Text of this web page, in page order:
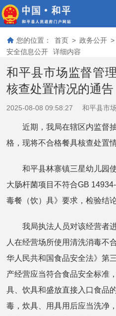
您的位置： 首页 > 政务公开 >
安全信息公开
详细内容
和平县市场监督管
核查处置情况的通告
2025-08-08 09:58:27 和平县市
近期，我局在辖区内监督抽
格，现将不合格餐具核查处置
和平县林寨镇三星幼儿园使
大肠杆菌项目不符合GB
毒餐（饮）具》要求，检验结
我局执法人员对该经营者进
人在经营场所使用清洗消毒不
华人民共和国食品安全法》第
产经营应当符合食品安全标准
具、饮具和盛放直接入口食品
毒，炊具、用具用后应当洗净